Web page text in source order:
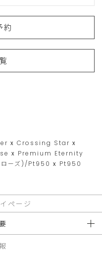
約
x Crossing Star x
x Premium Eternity
ローズ)/Pt950 x Pt950
ページ